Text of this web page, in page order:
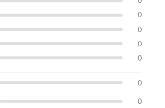
0
0
0
0
0
0